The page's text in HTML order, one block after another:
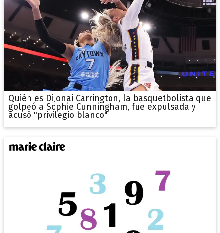
Quién es DiJonai Carrington, la basquetbolista que
golpeó a Sophie Cunningham, fue expulsada y
acusó "privilegio blanco"